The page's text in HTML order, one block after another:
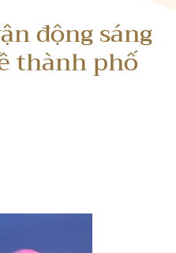
động sáng
thành phố